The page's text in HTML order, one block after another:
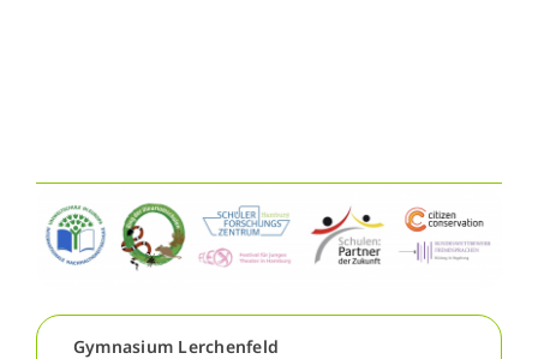
Gymnasium Lerchenfeld